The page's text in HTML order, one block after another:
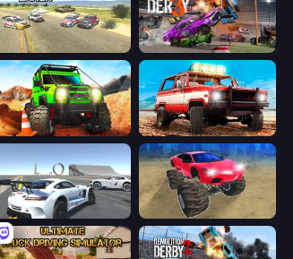
Derby Crash 3 Demolition Derby 3
Offroad Life 3D Offroad Masters Challenge